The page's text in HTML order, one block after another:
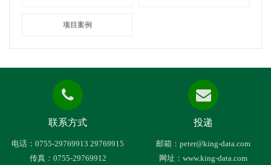
项目案例
联系方式
电话：0755-29769913 29769915
传真：0755-29769912
投递
邮箱：peter@king-data.com
网址：www.king-data.com